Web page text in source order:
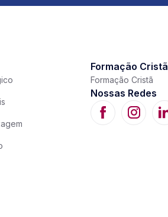
Formação Cristã
Formação Cristã
Nossas Redes